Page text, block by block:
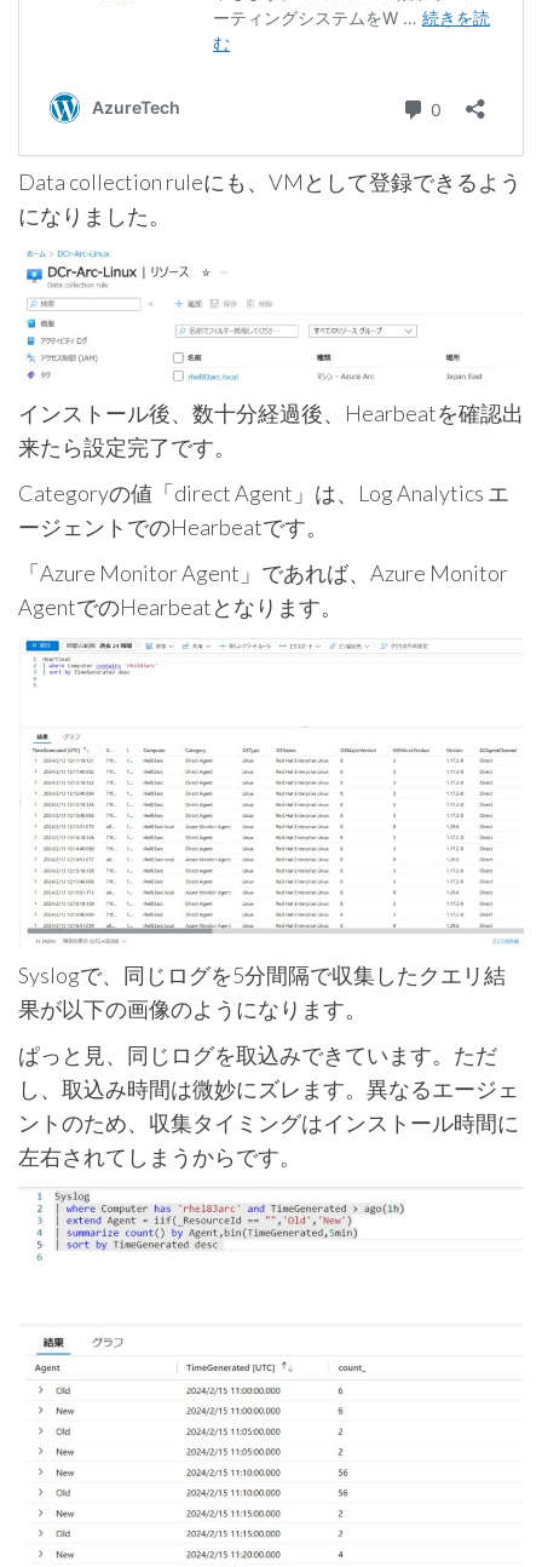
Data collection ruleにも、VMとして登録できるよう
になりました。
インストール後、数十分経過後、Hearbeatを確認出
来たら設定完了です。
Categoryの値「direct Agent」は、Log Analytics エ
ージェントでのHearbeatです。
「Azure Monitor Agent」であれば、Azure Monitor
AgentでのHearbeatとなります。
Syslogで、同じログを5分間隔で収集したクエリ結
果が以下の画像のようになります。
ぱっと見、同じログを取込みできています。ただ
し、取込み時間は微妙にズレます。異なるエージェ
ントのため、収集タイミングはインストール時間に
左右されてしまうからです。